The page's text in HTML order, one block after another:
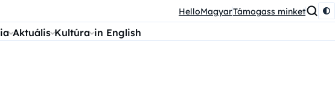
HelloMagyarTámogass minket
Aktuális Kultúra in English